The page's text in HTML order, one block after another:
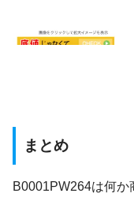
まとめ
B0001PW264は何